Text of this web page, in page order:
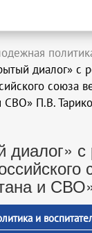
диалог» с
союза
СВО» П.В. Тарико
диалог»
и
и